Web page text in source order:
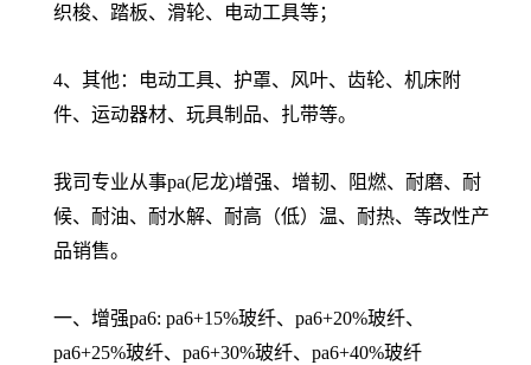
织梭、踏板、滑轮、电动工具等；
4、其他：电动工具、护罩、风叶、齿轮、机床附
件、运动器材、玩具制品、扎带等。
我司专业从事pa(尼龙)增强、增韧、阻燃、耐磨、耐
候、耐油、耐水解、耐高（低）温、耐热、等改性产
品销售。
一、增强pa6: pa6+15%玻纤、pa6+20%玻纤、
pa6+25%玻纤、pa6+30%玻纤、pa6+40%玻纤